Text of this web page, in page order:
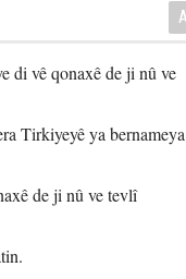
di vê qonaxê de ji nû ve
Tirkiyeyê ya
de ji nû ve tevlî